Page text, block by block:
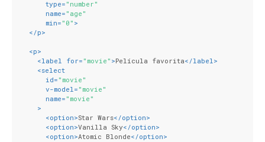
type= "number"
name= "age"
min= "0" >
</p>
<p>
<label for= "movie" >Película favorita</label >
<select
id= "movie"
v-model = "movie"
name= "movie"
    >
<option>Star Wars</option>
<option>Vanilla Sky</option>
<option>Atomic Blonde</option>